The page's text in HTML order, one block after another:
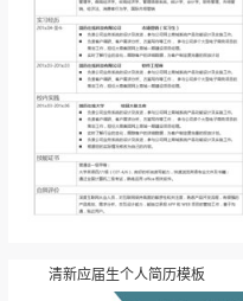
清新应届生个人简历模板